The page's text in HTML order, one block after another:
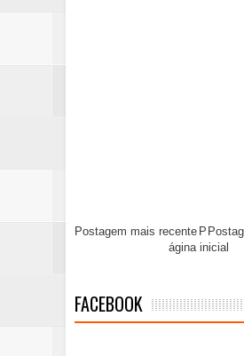
Postagem mais recente P
ágina inicial
FACEBOOK